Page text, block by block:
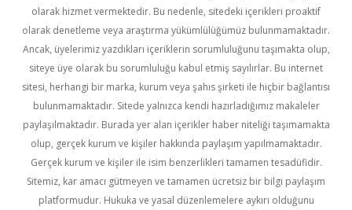
olarak hizmet vermektedir. Bu nedenle, sitedeki içerikleri proaktif
olarak denetleme veya araştırma yükümlülüğümüz bulunmamaktadır.
Ancak, üyelerimiz yazdıkları içeriklerin sorumluluğunu taşımakta olup,
siteye üye olarak bu sorumluluğu kabul etmiş sayılırlar. Bu internet
sitesi, herhangi bir marka, kurum veya şahıs şirketi ile hiçbir bağlantısı
bulunmamaktadır. Sitede yalnızca kendi hazırladığımız makaleler
paylaşılmaktadır. Burada yer alan içerikler haber niteliği taşımamakta
olup, gerçek kurum ve kişiler hakkında paylaşım yapılmamaktadır.
Gerçek kurum ve kişiler ile isim benzerlikleri tamamen tesadüfidir.
Sitemiz, kar amacı gütmeyen ve tamamen ücretsiz bir bilgi paylaşım
platformudur. Hukuka ve yasal düzenlemelere aykırı olduğunu